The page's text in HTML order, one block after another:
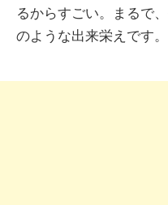
るからすごい。まるで
のような出来栄えです。